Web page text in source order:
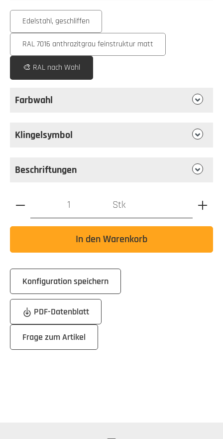
Farbeauswählen
Edelstahl, geschliffen
RAL 7016 anthrazitgrau feinstruktur matt
🎨 RAL nach Wahl
Farbwahl
Klingelsymbol
Beschriftungen
Produkt Anzahl: Gib den gewünschten Wert ein oder
Stk
In den Warenkorb
Konfiguration speichern
PDF-Datenblatt
Frage zum Artikel